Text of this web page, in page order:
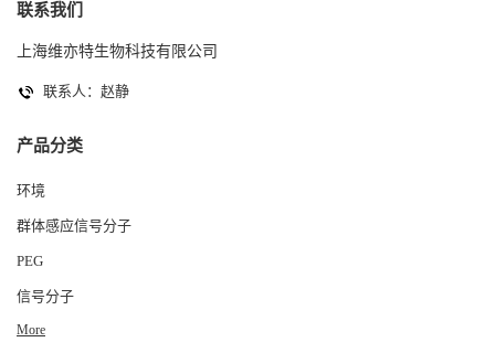
联系我们
上海维亦特生物科技有限公司
联系人：赵静
产品分类
环境
群体感应信号分子
PEG
信号分子
More